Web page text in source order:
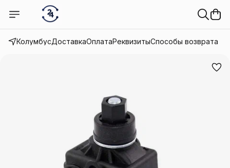
КолумбусДоставкаОплатаРеквизитыСпособы возврата